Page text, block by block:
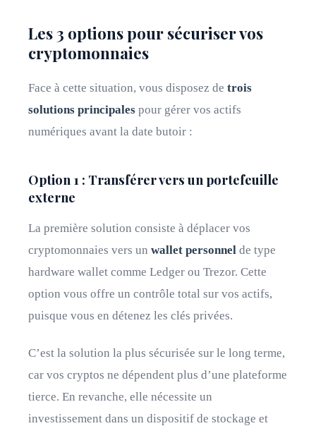
Les 3 options pour sécuriser vos
cryptomonnaies
Face à cette situation, vous disposez de trois
solutions principales pour gérer vos actifs
numériques avant la date butoir :
Option 1 : Transférer vers un portefeuille
externe
La première solution consiste à déplacer vos
cryptomonnaies vers un wallet personnel de type
hardware wallet comme Ledger ou Trezor. Cette
option vous offre un contrôle total sur vos actifs,
puisque vous en détenez les clés privées.
C’est la solution la plus sécurisée sur le long terme,
car vos cryptos ne dépendent plus d’une plateforme
tierce. En revanche, elle nécessite un
investissement dans un dispositif de stockage et